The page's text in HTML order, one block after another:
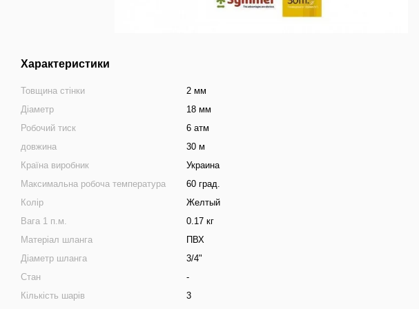
Характеристики
Товщина стінки
2 мм
Діаметр
18 мм
Робочий тиск
6 атм
довжина
30 м
Країна виробник
Украина
Максимальна робоча температура
60 град.
Колір
Желтый
Вага 1 п.м.
0.17 кг
Матеріал шланга
ПВХ
Діаметр шланга
3/4"
Стан
-
Кількість шарів
3